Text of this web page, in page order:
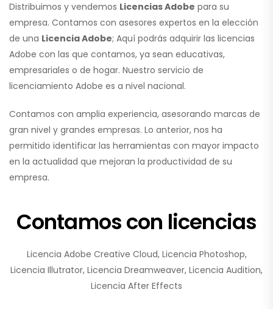
Distribuimos y vendemos Licencias Adobe para su
empresa. Contamos con asesores expertos en la elección
de una Licencia Adobe; Aquí podrás adquirir las licencias
Adobe con las que contamos, ya sean educativas,
empresariales o de hogar. Nuestro servicio de
licenciamiento Adobe es a nivel nacional.
Contamos con amplia experiencia, asesorando marcas de
gran nivel y grandes empresas. Lo anterior, nos ha
permitido identificar las herramientas con mayor impacto
en la actualidad que mejoran la productividad de su
empresa.
Contamos con licencias
Licencia Adobe Creative Cloud, Licencia Photoshop,
Licencia Illutrator, Licencia Dreamweaver, Licencia Audition,
Licencia After Effects